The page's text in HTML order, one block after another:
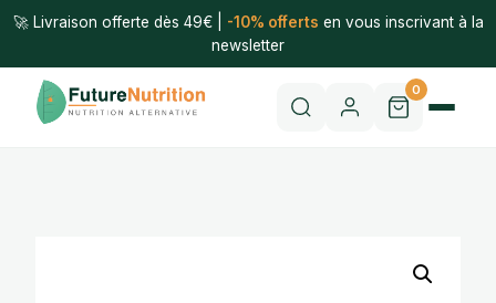
🚀 Livraison offerte dès 49€ | -10% offerts en vous inscrivant à la
newsletter
0